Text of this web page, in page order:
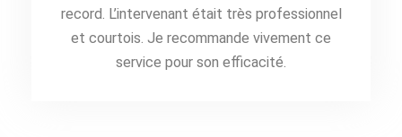
record. L’intervenant était très professionnel
et courtois. Je recommande vivement ce
service pour son efficacité.